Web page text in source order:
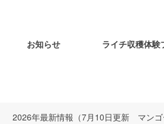
お知らせ ライチ収穫体験
2026年最新情報（7月10日更新 マンゴ